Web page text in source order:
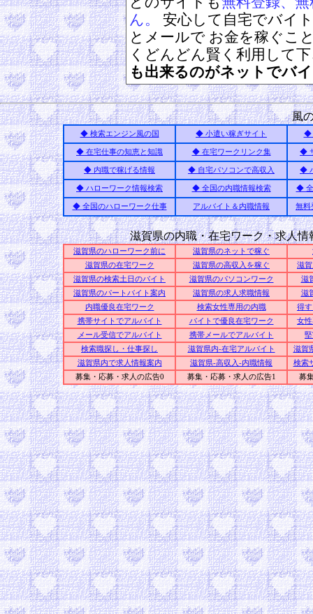
ん。
安心して自宅でバイ
とメールで お金を稼ぐこ
くどんどん賢く利用して
も出来るのがネットでバ
風
◆ 検索エンジン風の国 ◆ 小遣い稼ぎサイト ◆
◆ 在宅仕事の知恵と知識 ◆ 在宅ワークリンク集 ◆
◆ 内職で稼げる情報 ◆ 自宅パソコンで高収入 ◆
◆ ハローワーク情報検索 ◆ 全国の内職情報検索 ◆ 全
◆ 全国のハローワーク仕事 アルバイト＆内職情報 無料
滋賀県の内職・在宅ワーク・求人
滋賀県のハローワーク前に 滋賀県のネットで稼ぐ
滋賀県の在宅ワーク
滋賀県の高収入を稼ぐ
滋
滋賀県の検索土日のバイト
滋賀県のパソコンワーク
滋
滋賀県のパートバイト案内
滋賀県の求人求職情報
滋
内職優良在宅ワーク
検索女性専用の内職
得
携帯サイトでアルバイト
バイトで優良在宅ワーク
女
メール受信でアルバイト
携帯メールでアルバイト
検索職探し・仕事探し
滋賀県内-在宅アルバイト
滋賀
滋賀県内で求人情報案内
滋賀県-高収入-内職情報
検索
募集・応募・求人の広告0
募集・応募・求人の広告1 募